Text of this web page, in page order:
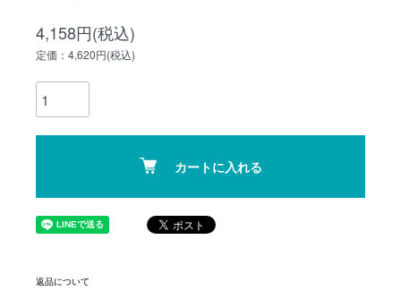
4,158円(税込)
定価：4,620円(税込)
カートに入れる
返品について